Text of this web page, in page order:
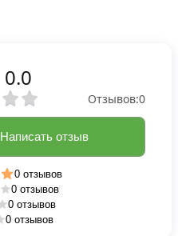
0.0
Отзывов:0
Написать отзыв
0 отзывов
0 отзывов
0 отзывов
0 отзывов